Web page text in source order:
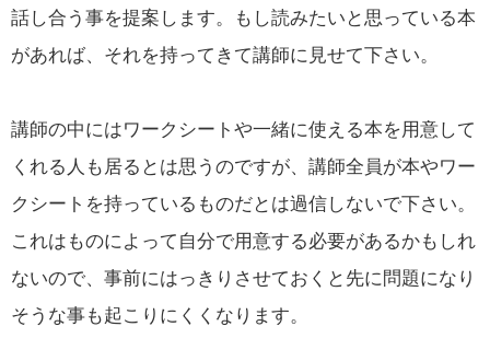
話し合う事を提案します。もし読みたいと思っている本
があれば、それを持ってきて講師に見せて下さい。
講師の中にはワークシートや一緒に使える本を用意して
くれる人も居るとは思うのですが、講師全員が本やワー
クシートを持っているものだとは過信しないで下さい。
これはものによって自分で用意する必要があるかもしれ
ないので、事前にはっきりさせておくと先に問題になり
そうな事も起こりにくくなります。